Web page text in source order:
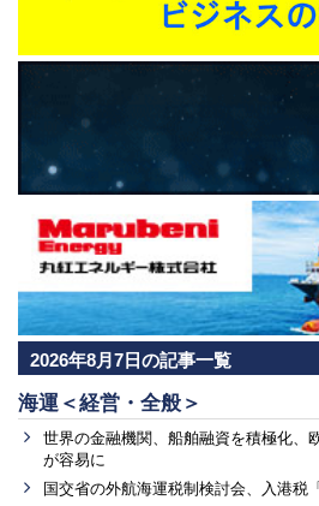
2026年8月7日の記事一覧
海運＜経営・全般＞
世界の金融機関、船舶融資を積極化、
が容易に
国交省の外航海運税制検討会、入港税